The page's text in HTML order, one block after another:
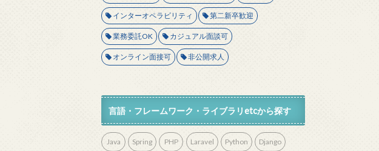
インターオペラビリティ 第二新卒歓迎
業務委託OK カジュアル面談可
オンライン面接可 非公開求人
言語・フレームワーク・ライブラリetcから探す
Java Spring PHP Laravel Python Django